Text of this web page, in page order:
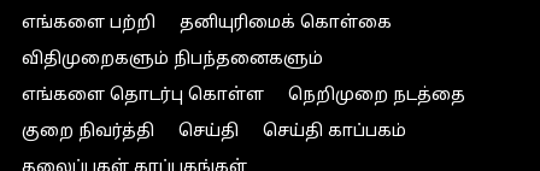
எங்களை பற்றி
தனியுரிமைக் கொள்கை
விதிமுறைகளும் நிபந்தனைகளும்
எங்களை தொடர்பு கொள்ள
நெறிமுறை நடத்தை
குறை நிவர்த்தி
செய்தி
செய்தி காப்பகம்